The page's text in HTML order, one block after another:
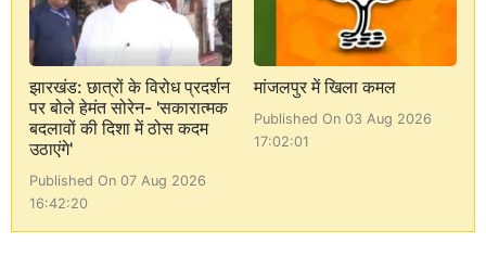
झारखंड: छात्रों के विरोध प्रदर्शन
पर बोले हेमंत सोरेन- 'सकारात्मक
बदलावों की दिशा में ठोस कदम
उठाएंगे'
Published On 07 Aug 2026
16:42:20
मांजलपुर में खिला कमल
Published On 03 Aug 2026
17:02:01